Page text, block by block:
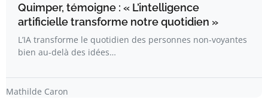
Quimper, témoigne : « L’intelligence
artificielle transforme notre quotidien »
L’IA transforme le quotidien des personnes non-voyantes
bien au-delà des idées…
Mathilde Caron